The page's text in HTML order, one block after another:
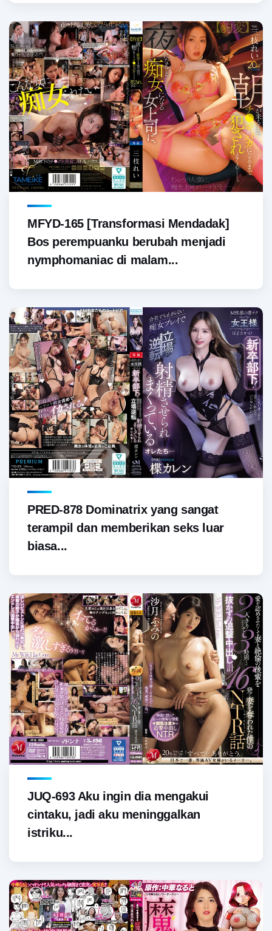
MFYD-165 [Transformasi Mendadak]
Bos perempuanku berubah menjadi
nymphomaniac di malam...
PRED-878 Dominatrix yang sangat
terampil dan memberikan seks luar
biasa...
JUQ-693 Aku ingin dia mengakui
cintaku, jadi aku meninggalkan
istriku...